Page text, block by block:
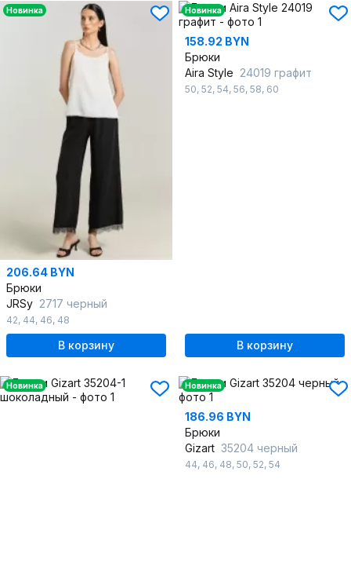
Новинка
206.64 BYN
Брюки
JRSy 2717 черный
42, 44, 46, 48
В корзину
Новинка
158.92 BYN
Брюки
Aira Style 24019 графит
50, 52, 54, 56, 58, 60
В корзину
Новинка Новинка
186.96 BYN
Брюки
Gizart 35204 черный
44, 46, 48, 50, 52, 54